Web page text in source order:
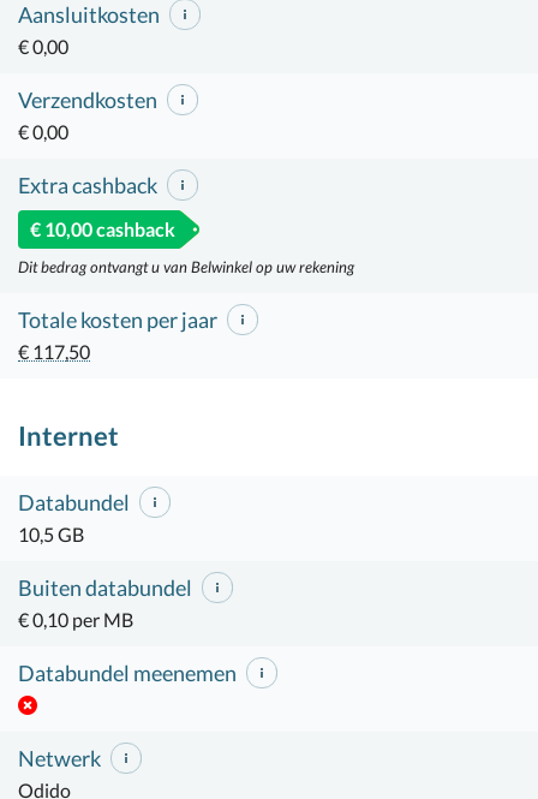
Aansluitkosten
€ 0,00
Verzendkosten
€ 0,00
Extra cashback
€ 10,00 cashback
Dit bedrag ontvangt u van Belwinkel op uw rekening
Totale kosten per jaar
€ 117,50
Internet
Databundel
10,5 GB
Buiten databundel
€ 0,10 per MB
Databundel meenemen
Netwerk
Odido